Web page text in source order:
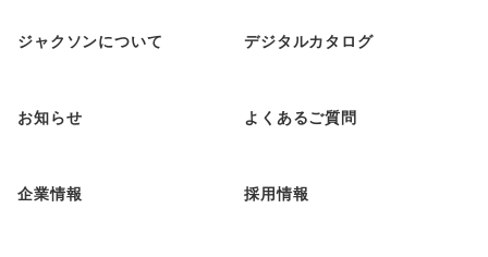
ジャクソンについて デジタルカタログ
お知らせ よくあるご質問
企業情報 採用情報